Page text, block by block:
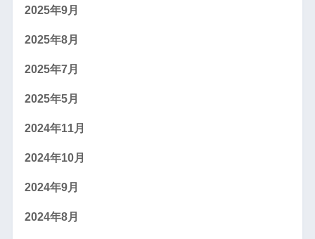
2025年9月
2025年8月
2025年7月
2025年5月
2024年11月
2024年10月
2024年9月
2024年8月